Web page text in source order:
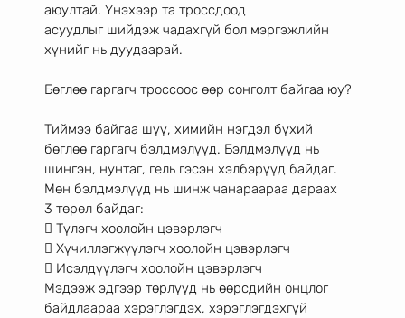
аюултай. Үнэхээр та троссдоод
асуудлыг шийдэж чадахгүй бол мэргэжлийн
хүнийг нь дуудаарай.
Бөглөө гаргагч троссоос өөр сонголт байгаа юу?
Тиймээ байгаа шүү, химийн нэгдэл бүхий
бөглөө гаргагч бэлдмэлүүд. Бэлдмэлүүд нь
шингэн, нунтаг, гель гэсэн хэлбэрүүд байдаг.
Мөн бэлдмэлүүд нь шинж чанараараа дараах
3 төрөл байдаг:
 Түлэгч хоолойн цэвэрлэгч
 Хүчиллэгжүүлэгч хоолойн цэвэрлэгч
 Исэлдүүлэгч хоолойн цэвэрлэгч
Мэдээж эдгээр төрлүүд нь өөрсдийн онцлог
байдлаараа хэрэглэгдэх, хэрэглэгдэхгүй